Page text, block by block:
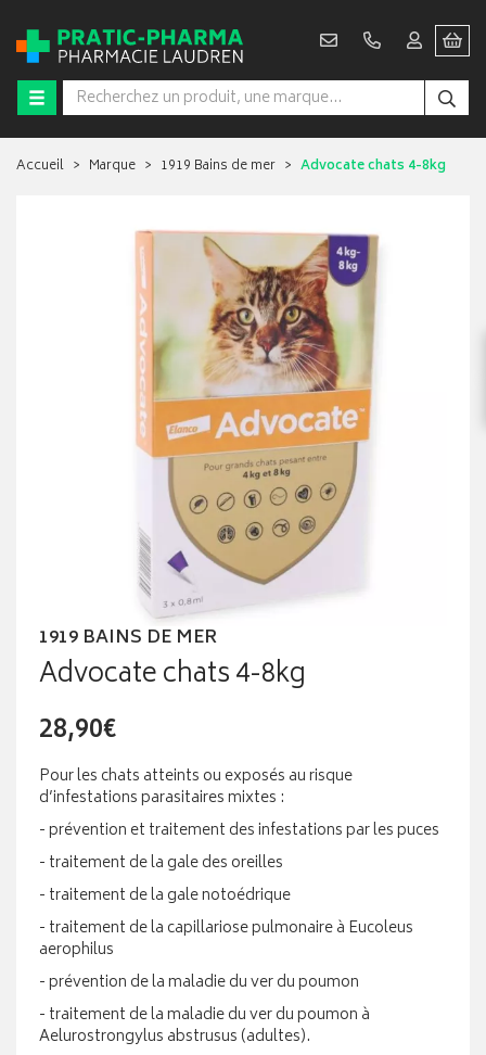
Accueil Marque 1919 Bains de mer Advocate chats 4-8kg
1919 BAINS DE MER
Advocate chats 4-8kg
28,90€
Pour les chats atteints ou exposés au risque
d’infestations parasitaires mixtes :
- prévention et traitement des infestations par les puces
- traitement de la gale des oreilles
- traitement de la gale notoédrique
- traitement de la capillariose pulmonaire à Eucoleus
aerophilus
- prévention de la maladie du ver du poumon
- traitement de la maladie du ver du poumon à
Aelurostrongylus abstrusus (adultes).